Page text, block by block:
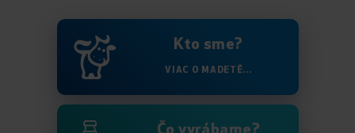
Kto sme?
VIAC O MADETĚ...